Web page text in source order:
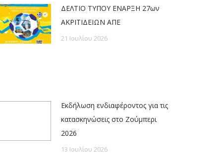
ΔΕΛΤΙΟ ΤΥΠΟΥ ΕΝΑΡΞΗ 27ων
ΑΚΡΙΤΙΔΕΙΩΝ ΑΠΕ
21 Ιουλίου 2026
Εκδήλωση ενδιαφέροντος για τις
κατασκηνώσεις στο Ζούμπερι
2026
13 Ιουλίου 2026